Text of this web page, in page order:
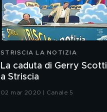
STRISCIA LA NOTIZIA
La caduta di Gerry Scotti
a Striscia
02 mar 2020 | Canale 5